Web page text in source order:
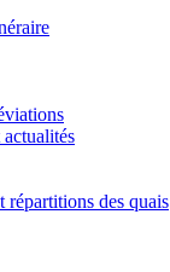
répartitions des quais